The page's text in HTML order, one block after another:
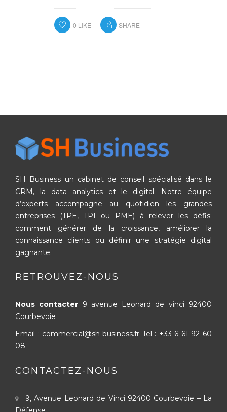
0 LIKE SHARE
SH Business un cabinet de conseil spécialisé dans le
CRM, la data analytics et le digital. Notre équipe
d’experts accompagne au quotidien les grandes
entreprises (TPE, TPI ou PME) à relever les défis:
comment générer de la croissance, améliorer la
connaissance clients ou définir une stratégie digital
gagnante.
RETROUVEZ-NOUS
Nous contacter 9 avenue Leonard de vinci 92400
Courbevoie
Email : commercial@sh-business.fr Tel : +33 6 61 92 60
08
CONTACTEZ-NOUS
9, Avenue Leonard de Vinci 92400 Courbevoie – La